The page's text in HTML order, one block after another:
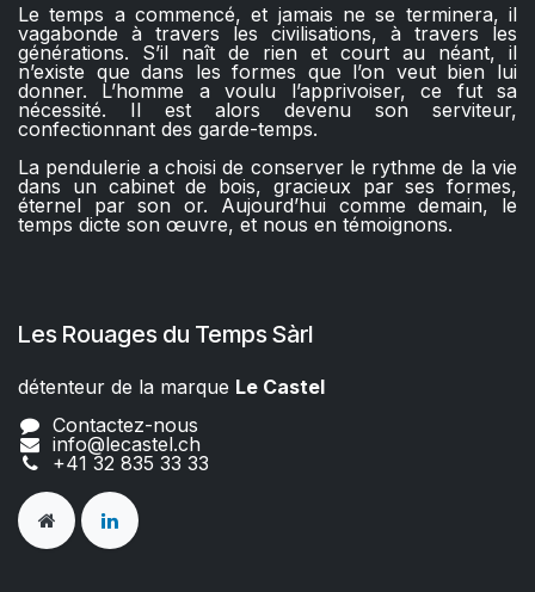
Le temps a commencé, et jamais ne se terminera, il
vagabonde à travers les civilisations, à travers les
générations. S’il naît de rien et court au néant, il
n’existe que dans les formes que l’on veut bien lui
donner. L’homme a voulu l’apprivoiser, ce fut sa
nécessité. Il est alors devenu son serviteur,
confectionnant des garde-temps.
La pendulerie a choisi de conserver le rythme de la vie
dans un cabinet de bois, gracieux par ses formes,
éternel par son or. Aujourd’hui comme demain, le
temps dicte son œuvre, et nous en témoignons.
Les Rouages du Temps Sàrl
détenteur de la marque Le Castel​​
Contactez-nous
info@lecastel.ch
+41 32 835 33 33